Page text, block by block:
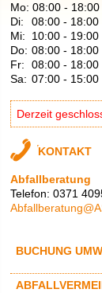
Mo: 08:00- 18:00
Di:
08:00- 18:00
Mi:
10:00- 19:00
Do: 08:00- 18:00
Fr:
08:00- 18:00
Sa: 07:00- 15:00
Derzeit
KONTAKT
Abfallberatung
Telefon: 0371
BUCHUNG